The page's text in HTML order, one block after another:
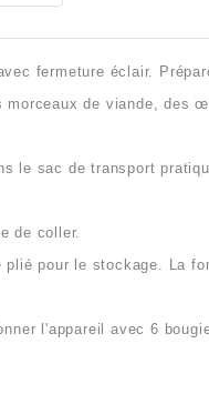
fermeture éclair.
de viande, des
le sac de transport
de coller.
pour le stockage. La
l'appareil avec 6